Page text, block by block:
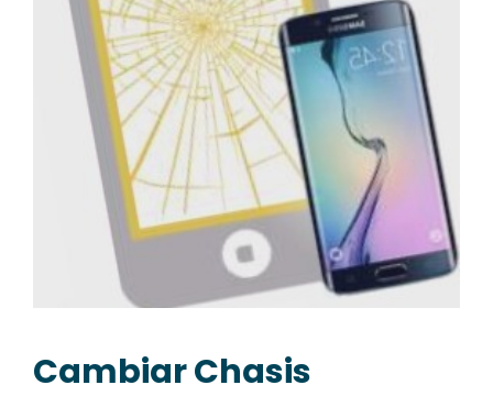
Cambiar Chasis